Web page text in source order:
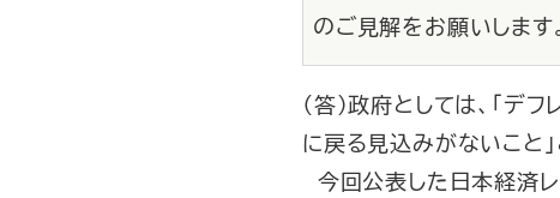
のご見解をお願いします
（答）政府としては、「デ
に戻る見込みがないこと」
今回公表した日本経済レ